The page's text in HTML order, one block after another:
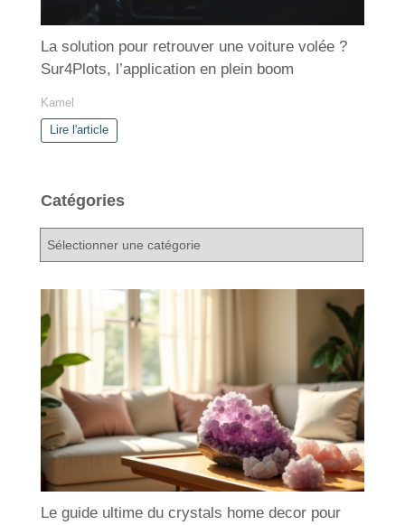
La solution pour retrouver une voiture volée ?
Sur4Plots, l’application en plein boom
Kamel
Lire l'article
Catégories
t
o
e
s
Le guide ultime du crystals home decor pour